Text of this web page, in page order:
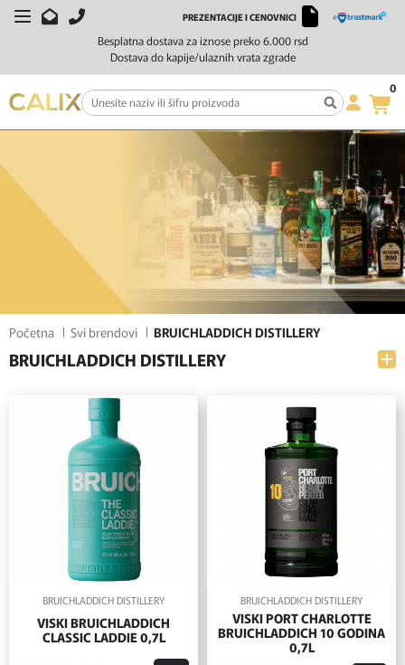
Besplatna dostava za iznose preko 6.000 rsd
Dostava do kapije/ulaznih vrata zgrade
PREZENTACIJE I CENOVNICI
0
Početna Svi brendovi BRUICHLADDICH DISTILLERY
BRUICHLADDICH DISTILLERY
FILTERI
SORTIRAJ
BRUICHLADDICH DISTILLERY
VISKI BRUICHLADDICH
CLASSIC LADDIE 0,7L
BRUICHLADDICH DISTILLERY
VISKI PORT CHARLOTTE
BRUICHLADDICH 10 GODINA
0,7L